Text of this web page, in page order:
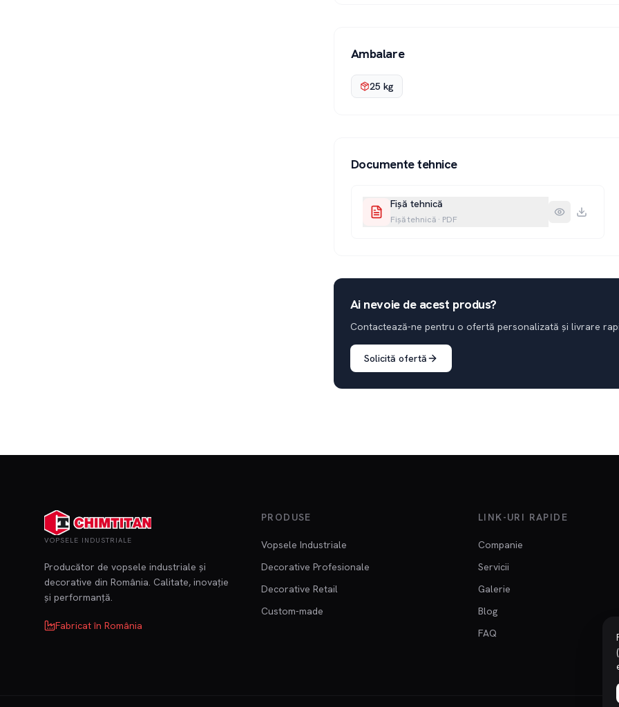
Ambalare
25 kg
Documente tehnice
Fișă tehnică
Fișă tehnică· PDF
Ai nevoie de acest produs?
Contactează-ne pentru o ofertă personalizată și livrare
Solicită ofertă
VOPSELE INDUSTRIALE
Producător de vopsele industriale și
decorative din România. Calitate, inovație
și performanță.
Fabricat în România
PRODUSE
Vopsele Industriale
Decorative Profesionale
Decorative Retail
Custom-made
LINK-URI RAPIDE
Companie
Servicii
Galerie
Blog
FAQ